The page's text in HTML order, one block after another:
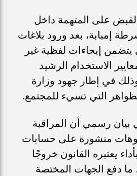
على المتهمة داخل
إمبابة، بعد ورود بلاغات
يتضمن إيحاءات لفظية غير
الاستخدام الرشيد
في إطار جهود وزارة
التي تسيء للمجتمع.
رسمي أن المراقبة
منشورة على حسابات
يعتبره القانون خروجًا
ما دفع الجهات المختصة